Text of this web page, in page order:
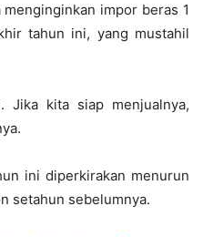
impor beras 1
tahun ini, yang mustahil
Jika kita siap menjualnya,
ini diperkirakan menurun
setahun sebelumnya.